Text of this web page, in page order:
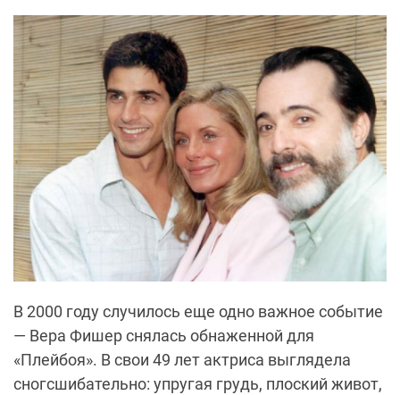
В 2000 году случилось еще одно важное событие
— Вера Фишер снялась обнаженной для
«Плейбоя». В свои 49 лет актриса выглядела
сногсшибательно: упругая грудь, плоский живот,